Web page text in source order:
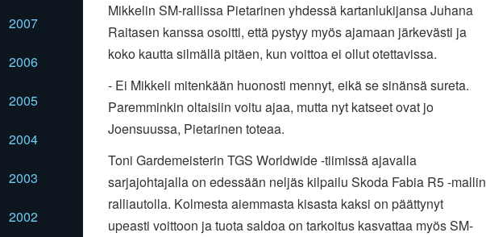
2007
2006
2005
2004
2003
2002
Mikkelin SM-rallissa Pietarinen yhdessä kartanlukijansa Juhana
Raitasen kanssa osoitti, että pystyy myös ajamaan järkevästi ja
koko kautta silmällä pitäen, kun voittoa ei ollut otettavissa.
- Ei Mikkeli mitenkään huonosti mennyt, eikä se sinänsä sureta.
Paremminkin oltaisiin voitu ajaa, mutta nyt katseet ovat jo
Joensuussa, Pietarinen toteaa.
Toni Gardemeisterin TGS Worldwide -tiimissä ajavalla
sarjajohtajalla on edessään neljäs kilpailu Skoda Fabia R5 -mallin
ralliautolla. Kolmesta aiemmasta kisasta kaksi on päättynyt
upeasti voittoon ja tuota saldoa on tarkoitus kasvattaa myös SM-